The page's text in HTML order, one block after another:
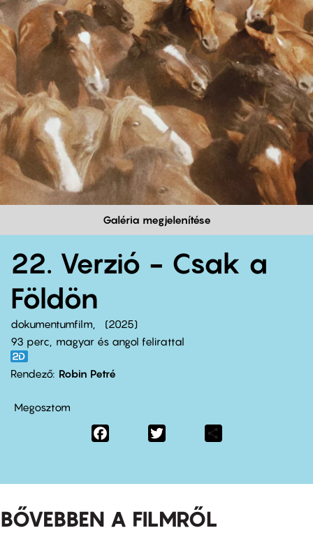
Galéria megjelenítése
22. Verzió - Csak a
Földön
dokumentumfilm
2025
93 perc,
magyar és angol felirattal
Rendező Robin Petré
Megosztom
Facebook
BŐVEBBEN A FILMRŐL